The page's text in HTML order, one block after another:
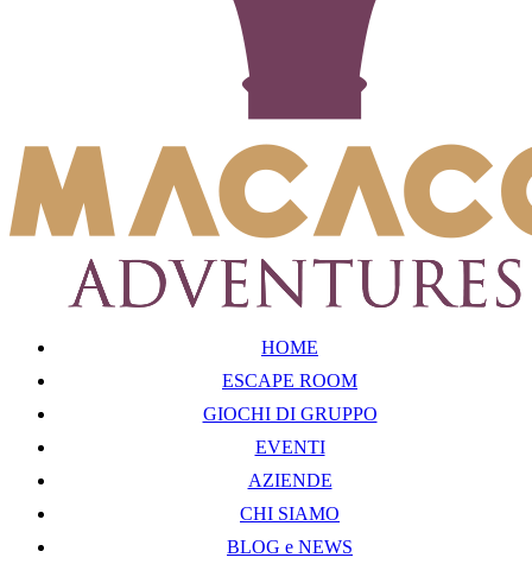
HOME
ESCAPE ROOM
GIOCHI DI GRUPPO
EVENTI
AZIENDE
CHI SIAMO
BLOG e NEWS